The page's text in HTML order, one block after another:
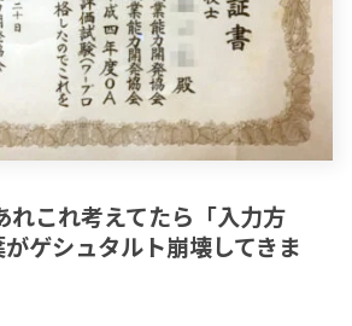
れこれ考えてたら「入力方
ゲシュタルト崩壊してきま